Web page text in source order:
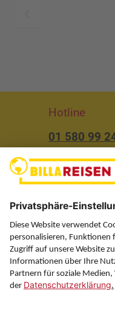
Hotline
01 580 99
Über uns
Service
Folgen Sie